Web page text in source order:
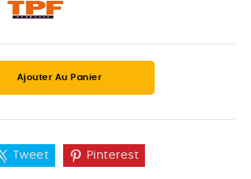
Ajouter Au Panier
Tweet Pinterest